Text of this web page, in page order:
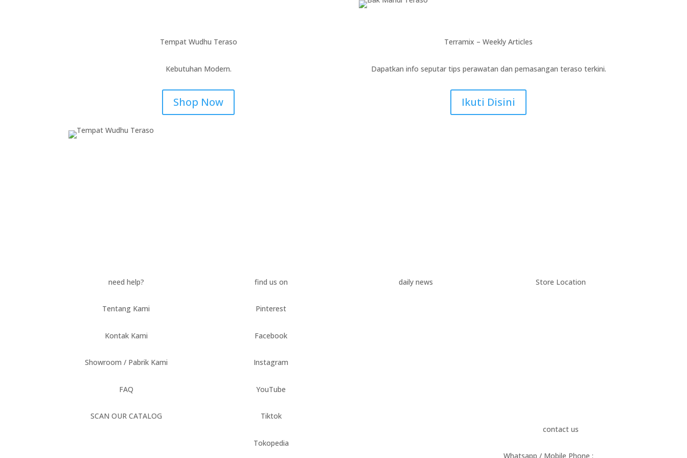
Tempat Wudhu Teraso
Kebutuhan Modern.
Shop Now
Terramix – Weekly Articles
Dapatkan info seputar tips perawatan dan pemasangan teraso terkini.
Ikuti Disini
need help?
Tentang Kami
Kontak Kami
Showroom / Pabrik Kami
FAQ
SCAN OUR CATALOG
find us on
Pinterest
Facebook
Instagram
YouTube
Tiktok
Tokopedia
daily news Store Location
contact us
Whatsapp / Mobile Phone :